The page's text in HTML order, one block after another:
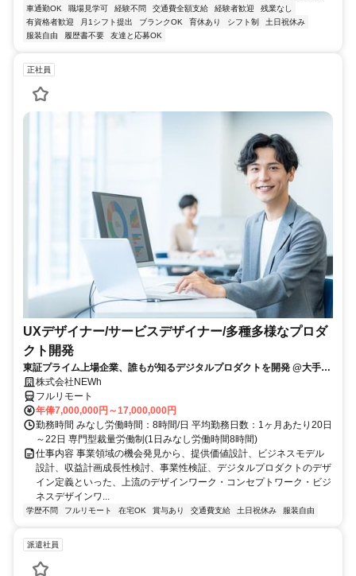
車通勤OK
職場見学可 経験不問 交通費全額支給 経験者歓迎
残業なし
有資格者歓迎
月1シフト提出 ブランクOK 育休あり シフト制
土日祝休み
服装自由
履歴書不要 友達と応募OK
正社員
UXデザイナー/サービスデザイナー/多種多様なプロダ
クト開発
東証プライム上場企業、誰もが知るデジタルプロダクトを開発 @大手町
駅 株式会社NEWh
フルリモート
年俸7,000,000円～17,000,000円
勤務時間 みなし労働時間：8時間/日 平均勤務日数：1ヶ月あたり20日
～22日 専門型裁量労働制(1日みなし労働時間8時間)
仕事内容 事業領域の機会発見から、提供価値設計、ビジネスモデル
設計、収益計画成長性検討、事業性検証、デジタルプロダクトのデザ
イン定義といった、上流のデザインワーク・コンセプトワーク・ビジ
ネスデザインワ...
学歴不問 フルリモート 在宅OK 賞与あり 交通費支給 土日祝休み 服装自由
派遣社員